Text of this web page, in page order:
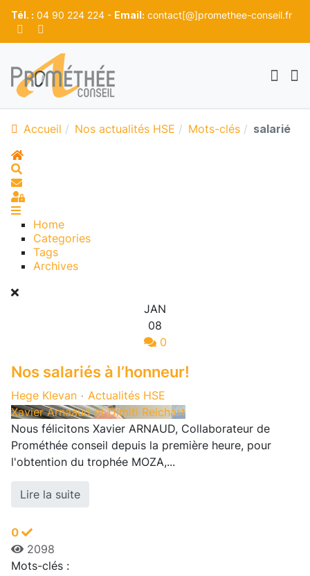
Tél. : 04 90 224 224 - Email: contact[@]promethee-conseil.fr
Accueil Nos actualités HSE Mots-clés
salarié
Home
S'abonner au blog
Sign In
Home
Categories
Tags
Archives
JAN
08
0
Nos salariés à l’honneur!
Hege Klevan
Actualités HSE
Xavier Arnaaud et Dimiti Reichart
Nous félicitons Xavier ARNAUD, Collaborateur de
Prométhée conseil depuis la première heure, pour
l'obtention du trophée MOZA,...
Lire la suite
0
2098
Mots-clés :